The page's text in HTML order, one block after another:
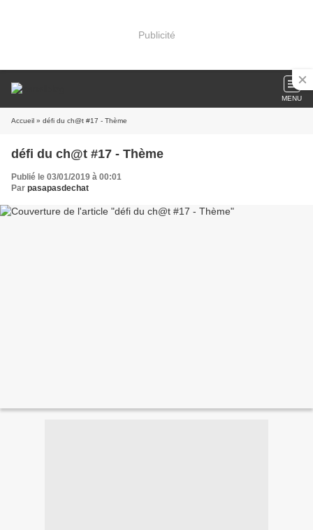
Publicité
MENU
Accueil » défi du ch@t #17 - Thème
défi du ch@t #17 - Thème
Publié le 03/01/2019 à 00:01
Par pasapasdechat